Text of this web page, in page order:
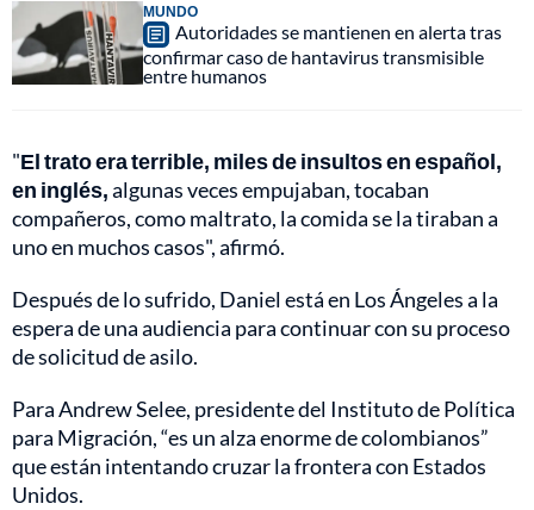
MUNDO
Autoridades se mantienen en alerta tras
confirmar caso de hantavirus transmisible
entre humanos
"El trato era terrible, miles de insultos en español,
en inglés,algunas veces empujaban, tocaban
compañeros, como maltrato, la comida se la tiraban a
uno en muchos casos", afirmó.
Después de lo sufrido, Daniel está en Los Ángeles a la
espera de una audiencia para continuar con su proceso
de solicitud de asilo.
Para Andrew Selee, presidente del Instituto de Política
para Migración, “es un alza enorme de colombianos”
que están intentando cruzar la frontera con Estados
Unidos.